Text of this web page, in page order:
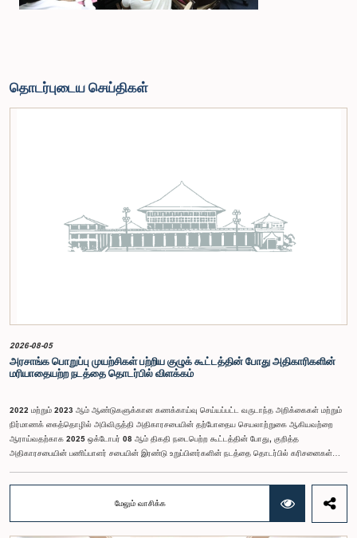
தொடர்புடைய செய்திகள்
2026-08-05
அரசாங்க பொறுப்பு முயற்சிகள் பற்றிய குழுக் கூட்டத்தின் போது அதிகாரிகளின்
மரியாதையற்ற நடத்தை தொடர்பில் விளக்கம்
2022 மற்றும் 2023 ஆம் ஆண்டுகளுக்கான கணக்காய்வு செய்யப்பட்ட வருடாந்த அறிக்கைகள் மற்றும்
நிர்மாணக் கைத்தொழில் அபிவிருத்தி அதிகாரசபையின் தற்போதைய செயலாற்றுகை ஆகியவற்றை
ஆராய்வதற்காக 2025 ஒக்டோபர் 08 ஆம் திகதி நடைபெற்ற கூட்டத்தின் போது, குறித்த
அதிகாரசபையின் பணிப்பாளர் சபையின் இரண்டு உறுப்பினர்களின் நடத்தை தொடர்பில் கரிசனைகள்
இக்கூட்டத்தில் கலந்துகொண்டார் என்பதைக் குழு அவதானித்தது. மேலும், தாபிக்கப்பட்ட பாராளுமன்ற
நடைமுறை மற்றும் ஒழுங்குமுறைகளுக்கு முரணான வகையில், தவிசாளரின் முன் அனுமதியைப்
மேலும் வாசிக்க